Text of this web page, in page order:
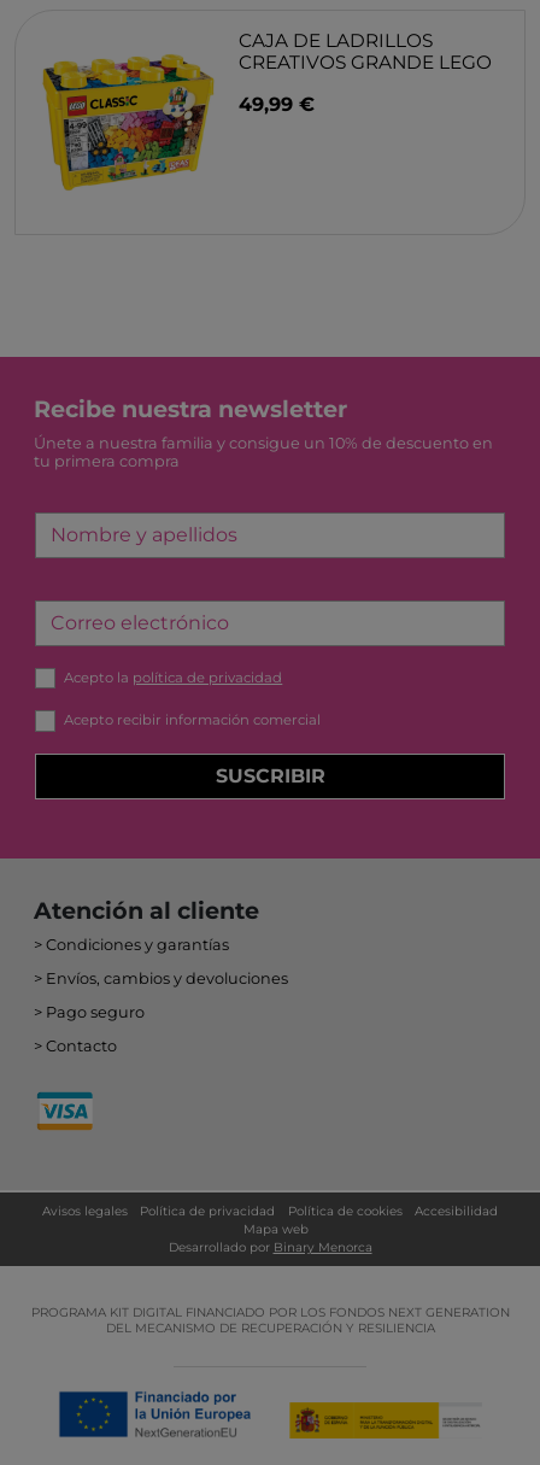
CAJA DE LADRILLOS
CREATIVOS GRANDE LEGO
49,99 €
Recibe nuestra newsletter
Únete a nuestra familia y consigue un 10% de descuento en
tu primera compra
Nombre y apellidos
Correo electrónico
Acepto la política de privacidad
Acepto recibir información comercial
SUSCRIBIR
Atención al cliente
Condiciones y garantías
Envíos, cambios y devoluciones
Pago seguro
Contacto
Avisos legales Política de privacidad Política de cookies
Accesibilidad
Mapa web
Desarrollado por Binary Menorca
PROGRAMA KIT DIGITAL FINANCIADO POR LOS FONDOS NEXT GENERATION
DEL MECANISMO DE RECUPERACIÓN Y RESILIENCIA